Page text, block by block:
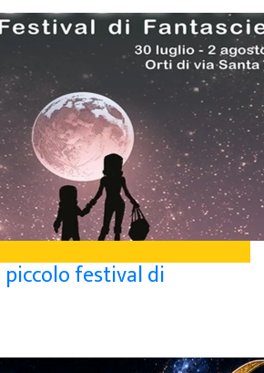
piccolo festival di